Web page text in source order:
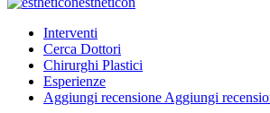
Interventi
Cerca Dottori
Chirurghi Plastici
Esperienze
Aggiungi recensione Aggiungi